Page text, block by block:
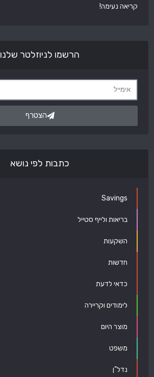
קריאה נעימה!
הרשמו לניוזלטר שלנו
הצטרף
כתבות לפי נושא
Savings
בריאות ולייף סטייל
השקעות
חדשות
כדאי לדעת
לימודים וקריירה
מוצר היום
משפט
נדל"ן